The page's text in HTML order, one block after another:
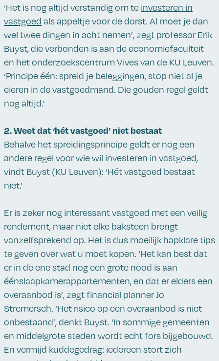
‘Het is nog altijd verstandig om te investeren in
vastgoed als appeltje voor de dorst. Al moet je dan
wel twee dingen in acht nemen’, zegt professor Erik
Buyst, die verbonden is aan de economiefaculteit
en het onderzoekscentrum Vives van de KU Leuven.
‘Principe één: spreid je beleggingen, stop niet al je
eieren in de vastgoedmand. Die gouden regel geldt
nog altijd.’
2. Weet dat ‘hét vastgoed’ niet bestaat
Behalve het spreidingsprincipe geldt er nog een
andere regel voor wie wil investeren in vastgoed,
vindt Buyst (KU Leuven): ‘Hét vastgoed bestaat
niet.’
Er is zeker nog interessant vastgoed met een veilig
rendement, maar niet elke baksteen brengt
vanzelfsprekend op. Het is dus moeilijk hapklare tips
te geven over wat u moet kopen. ‘Het kan best dat
er in de ene stad nog een grote nood is aan
éénslaapkamerappartementen, en dat er elders een
overaanbod is’, zegt financial planner Jo
Stremersch. ‘Het risico op een overaanbod is niet
onbestaand’, denkt Buyst. ‘In sommige gemeenten
en middelgrote steden wordt echt fors bijgebouwd.
En vermijd kuddegedrag: iedereen stort zich